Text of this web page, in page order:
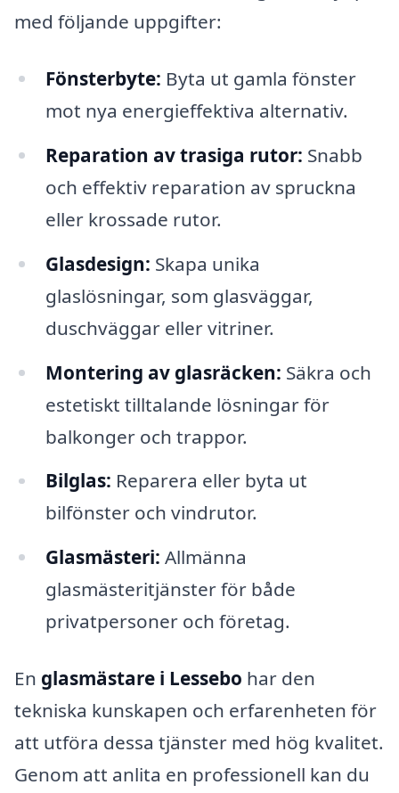
med följande uppgifter:
Fönsterbyte: Byta ut gamla fönster
mot nya energieffektiva alternativ.
Reparation av trasiga rutor: Snabb
och effektiv reparation av spruckna
eller krossade rutor.
Glasdesign: Skapa unika
glaslösningar, som glasväggar,
duschväggar eller vitriner.
Montering av glasräcken: Säkra och
estetiskt tilltalande lösningar för
balkonger och trappor.
Bilglas: Reparera eller byta ut
bilfönster och vindrutor.
Glasmästeri: Allmänna
glasmästeritjänster för både
privatpersoner och företag.
En glasmästare i Lessebo har den
tekniska kunskapen och erfarenheten för
att utföra dessa tjänster med hög kvalitet.
Genom att anlita en professionell kan du